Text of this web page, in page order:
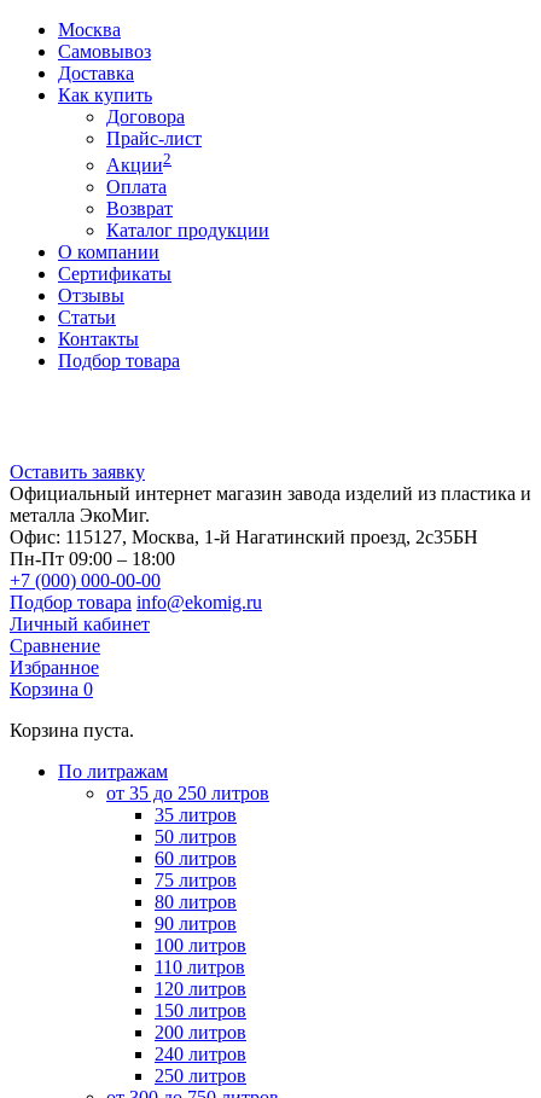
Москва
Самовывоз
Доставка
Как купить
Договора
Прайс-лист
Акции2
Оплата
Возврат
Каталог продукции
О компании
Сертификаты
Отзывы
Статьи
Контакты
Подбор товара
Оставить заявку
Официальный интернет магазин завода изделий из пластика и
металла ЭкоМиг.
Офис: 115127, Москва, 1-й Нагатинский проезд, 2с35БН
Пн-Пт 09:00 – 18:00
+7 (000) 000-00-00
Подбор товара info@ekomig.ru
Личный кабинет
Сравнение
Избранное
Корзина 0
Корзина пуста.
По литражам
от 35 до 250 литров
35 литров
50 литров
60 литров
75 литров
80 литров
90 литров
100 литров
110 литров
120 литров
150 литров
200 литров
240 литров
250 литров